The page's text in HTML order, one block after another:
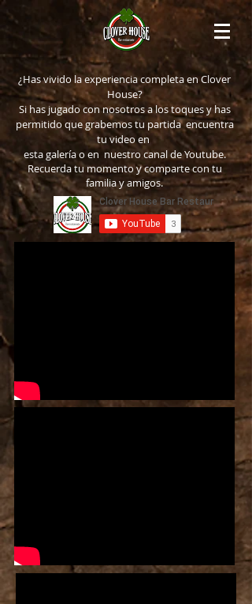
¿Has vivido la experiencia completa en Clover
House?
Si has jugado con nosotros a los toques y has
permitido que grabemos tu partida encuentra
tu video en
esta galería o en nuestro canal de Youtube.
Recuerda tu momento y comparte con tu
familia y amigos.